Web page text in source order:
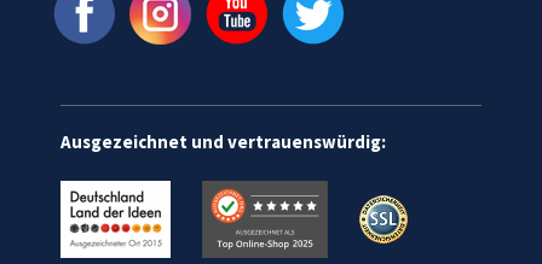
Ausgezeichnet und vertrauenswürdig: